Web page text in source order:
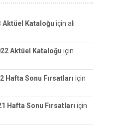
Aktüel Kataloğu için ali
Aktüel Kataloğu için
Hafta Sonu Fırsatları için
Hafta Sonu Fırsatları için